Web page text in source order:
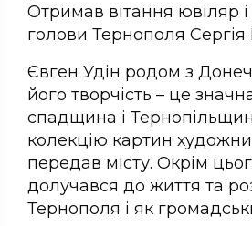
Отримав вітання ювіляр і
голови Тернополя
Євген Удін родом з
його творчість – це
спадщина і
колекцію картин
передав місту. Окрім
долучався до життя та
Тернополя і як